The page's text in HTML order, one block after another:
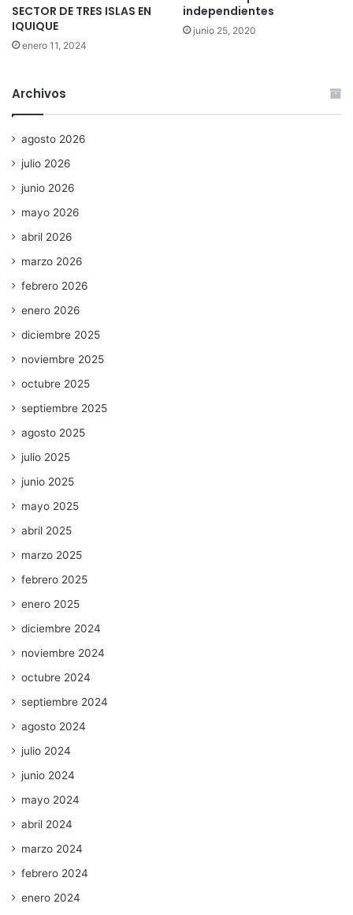
SECTOR DE TRES ISLAS EN
IQUIQUE
enero 11, 2024
independientes
junio 25, 2020
Archivos
agosto 2026
julio 2026
junio 2026
mayo 2026
abril 2026
marzo 2026
febrero 2026
enero 2026
diciembre 2025
noviembre 2025
octubre 2025
septiembre 2025
agosto 2025
julio 2025
junio 2025
mayo 2025
abril 2025
marzo 2025
febrero 2025
enero 2025
diciembre 2024
noviembre 2024
octubre 2024
septiembre 2024
agosto 2024
julio 2024
junio 2024
mayo 2024
abril 2024
marzo 2024
febrero 2024
enero 2024